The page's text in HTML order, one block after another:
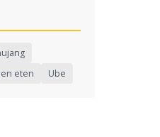
eten Ube